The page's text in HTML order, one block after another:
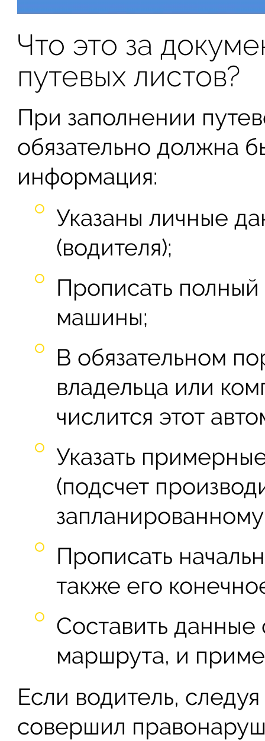
Что это за
путевых листов?
При заполнении
обязательно должна
информация:
Указаны личные
(водителя);
Прописать
машины;
В обязательном
владельца или
числится этот
Указать
(подсчет
Прописать
также его
Составить
маршрута, и
Если водитель,
совершил